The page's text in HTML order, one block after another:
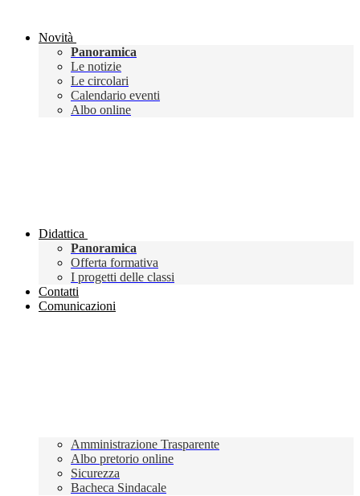
Novità
Panoramica
Le notizie
Le circolari
Calendario eventi
Albo online
Didattica
Panoramica
Offerta formativa
I progetti delle classi
Contatti
Comunicazioni
Amministrazione Trasparente
Albo pretorio online
Sicurezza
Bacheca Sindacale